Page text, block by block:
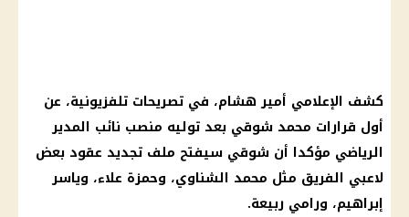
كشف الإعلامي أمير هشام، في تصريحات تلفزيونية، عن
أول قرارات محمد شوقي بعد توليه منصب نائب المدير
الرياضي مؤكدا أن شوقي سيفتح ملف تجديد عقود بعض
لاعبي الفريق مثل محمد الشناوي، وحمزة علاء، وياسر
إبراهيم، ورامي ربيعة.